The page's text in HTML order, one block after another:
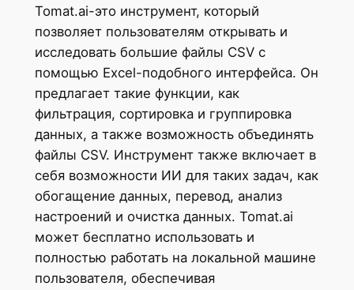
Tomat.ai-это инструмент, который
позволяет пользователям открывать и
исследовать большие файлы CSV с
помощью Excel-подобного интерфейса. Он
предлагает такие функции, как
фильтрация, сортировка и группировка
данных, а также возможность объединять
файлы CSV. Инструмент также включает в
себя возможности ИИ для таких задач, как
обогащение данных, перевод, анализ
настроений и очистка данных. Tomat.ai
может бесплатно использовать и
полностью работать на локальной машине
пользователя, обеспечивая